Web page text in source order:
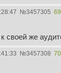
№3457305 69
своей же
№3457308 70